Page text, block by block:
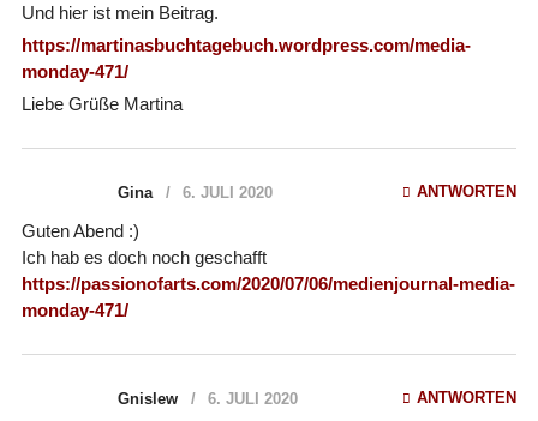
Und hier ist mein Beitrag.
https://martinasbuchtagebuch.wordpress.com/media-
monday-471/
Liebe Grüße Martina
Gina 6. JULI 2020 ANTWORTEN
Guten Abend :)
Ich hab es doch noch geschafft
https://passionofarts.com/2020/07/06/medienjournal-media-
monday-471/
Gnislew 6. JULI 2020 ANTWORTEN